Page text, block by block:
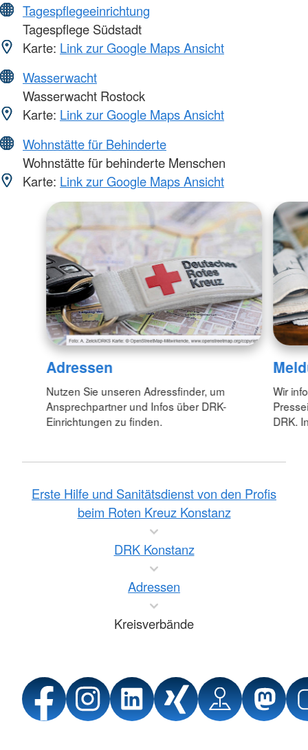
Tagespflegeeinrichtung
Tagespflege Südstadt
Karte: Link zur Google Maps Ansicht
Wasserwacht
Wasserwacht Rostock
Karte: Link zur Google Maps Ansicht
Wohnstätte für Behinderte
Wohnstätte für behinderte Menschen
Karte: Link zur Google Maps Ansicht
Adressen
Nutzen Sie unseren Adressfinder, um
Ansprechpartner und Infos über DRK-
Einrichtungen zu finden.
Wir
DRK.
Erste Hilfe und Sanitätsdienst von den Profis
beim Roten Kreuz Konstanz
DRK Konstanz
Adressen
Kreisverbände